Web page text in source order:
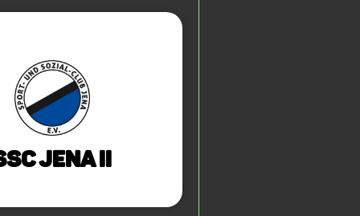
Jena II